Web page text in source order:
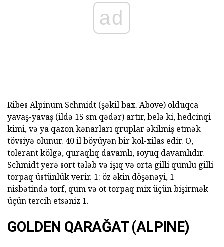
ad
Ribes Alpinum Schmidt (şəkil bax. Above) olduqca
yavaş-yavaş (ildə 15 sm qədər) artır, belə ki, hedcinqi
kimi, və ya qazon kənarları qruplar əkilmiş etmək
tövsiyə olunur. 40 il böyüyən bir kol-xilas edir. O,
tolerant kölgə, quraqlıq davamlı, soyuq davamlıdır.
Schmidt yerə sort tələb və işıq və orta gilli qumlu gilli
torpaq üstünlük verir. 1: öz əkin döşənəyi, 1
nisbətində torf, qum və ot torpaq mix üçün bişirmək
üçün tercih etsəniz 1.
GOLDEN QARAĞAT (ALPINE)